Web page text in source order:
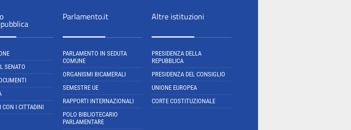
SENATO
CON I CITTADINI
Parlamento.it
PARLAMENTO IN SEDUTA
COMUNE
ORGANISMI BICAMERALI
SEMESTRE UE
RAPPORTI INTERNAZIONALI
POLO BIBLIOTECARIO
PARLAMENTARE
Altre istituzioni
PRESIDENZA DELLA
REPUBBLICA
PRESIDENZA DEL CONSIGLIO
UNIONE EUROPEA
CORTE COSTITUZIONALE